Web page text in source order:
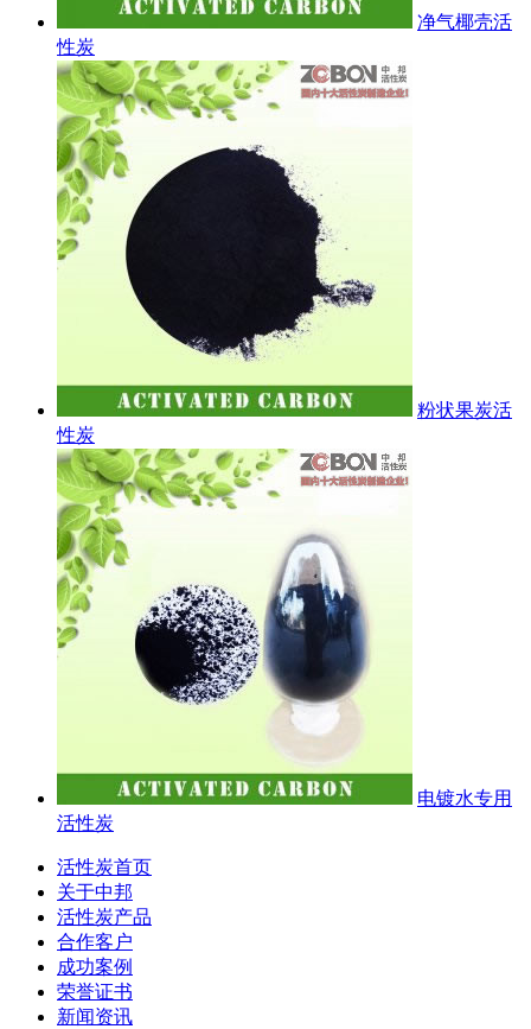
净气椰壳活
性炭
粉状果炭活
性炭
电镀水专用
活性炭
活性炭首页
关于中邦
活性炭产品
合作客户
成功案例
荣誉证书
新闻资讯